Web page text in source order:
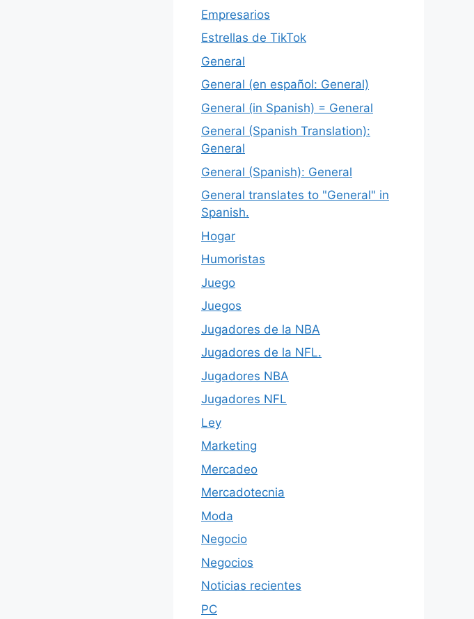
Empresarios
Estrellas de TikTok
General
General (en español: General)
General (in Spanish) = General
General (Spanish Translation):
General
General (Spanish): General
General translates to "General" in
Spanish.
Hogar
Humoristas
Juego
Juegos
Jugadores de la NBA
Jugadores de la NFL.
Jugadores NBA
Jugadores NFL
Ley
Marketing
Mercadeo
Mercadotecnia
Moda
Negocio
Negocios
Noticias recientes
PC